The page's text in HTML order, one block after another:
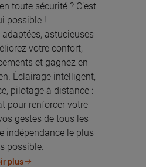
toute sécurité ? C’est
possible !
astucieuses
votre confort,
et gagnez en
Éclairage intelligent,
pilotage à distance :
pour renforcer votre
gestes de tous les
indépendance le plus
possible.
plus